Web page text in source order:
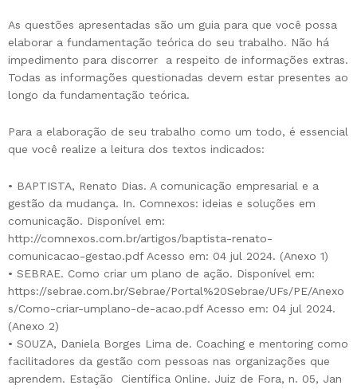
As questões apresentadas são um guia para que você possa
elaborar a fundamentação teórica do seu trabalho. Não há
impedimento para discorrer a respeito de informações extras.
Todas as informações questionadas devem estar presentes ao
longo da fundamentação teórica.
Para a elaboração de seu trabalho como um todo, é essencial
que você realize a leitura dos textos indicados:
• BAPTISTA, Renato Dias. A comunicação empresarial e a
gestão da mudança. In. Comnexos: ideias e soluções em
comunicação. Disponível em:
http://comnexos.com.br/artigos/baptista-renato-
comunicacao-gestao.pdf Acesso em: 04 jul 2024. (Anexo 1)
• SEBRAE. Como criar um plano de ação. Disponível em:
https://sebrae.com.br/Sebrae/Portal%20Sebrae/UFs/PE/Anexo
s/Como-criar-umplano-de-acao.pdf Acesso em: 04 jul 2024.
(Anexo 2)
• SOUZA, Daniela Borges Lima de. Coaching e mentoring como
facilitadores da gestão com pessoas nas organizações que
aprendem. Estação Científica Online. Juiz de Fora, n. 05, Jan